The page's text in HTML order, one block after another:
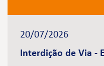
20/07/2026
Interdição de Via -